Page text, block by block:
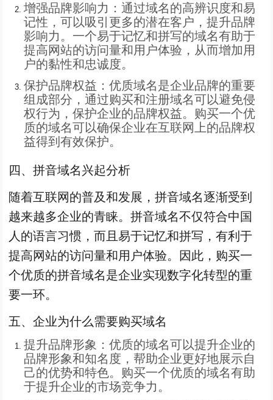
增强品牌影响力：通过域名的高辨识度和易
记性，可以吸引更多的潜在客户，提升品牌
影响力。一个易于记忆和拼写的域名有助于
提高网站的访问量和用户体验，从而增加用
户的黏性和忠诚度。
保护品牌权益：优质域名是企业品牌的重要
组成部分，通过购买和注册域名可以避免侵
权行为，保护企业的品牌权益。购买一个优
质的域名可以确保企业在互联网上的品牌权
益得到有效保护。
四、拼音域名兴起分析
随着互联网的普及和发展，拼音域名逐渐受到
越来越多企业的青睐。拼音域名不仅符合中国
人的语言习惯，而且易于记忆和拼写，有利于
提高网站的访问量和用户体验。因此，购买一
个优质的拼音域名是企业实现数字化转型的重
要一环。
五、企业为什么需要购买域名
提升品牌形象：优质的域名可以提升企业的
品牌形象和知名度，帮助企业更好地展示自
己的优势和特色。购买一个优质的域名有助
于提升企业的市场竞争力。